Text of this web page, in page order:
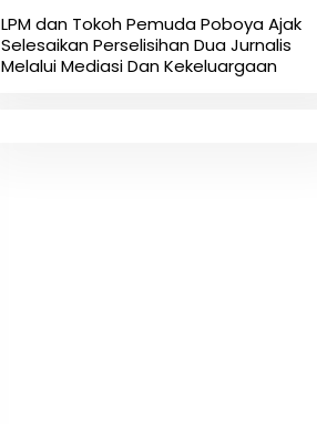
LPM dan Tokoh Pemuda Poboya Ajak
Selesaikan Perselisihan Dua Jurnalis
Melalui Mediasi Dan Kekeluargaan